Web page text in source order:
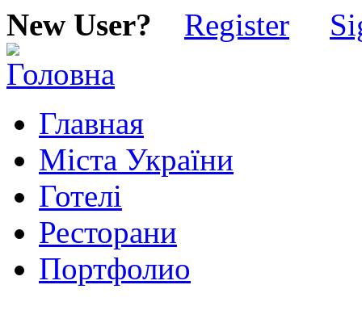
New User? Register
Главная
Міста України
Готелі
Ресторани
Портфолио